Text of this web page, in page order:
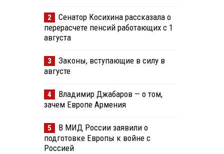
2
Сенатор Косихина рассказала о
перерасчете пенсий работающих с 1
августа
3
Законы, вступающие в силу в
августе
4
Владимир Джабаров — о том,
зачем Европе Армения
5
В МИД России заявили о
подготовке Европы к войне с
Россией